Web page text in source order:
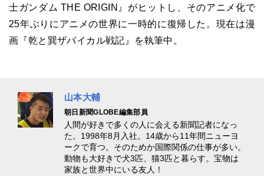
士ガンダム THE ORIGIN』がヒットし、そのアニメ化で
25年ぶりにアニメの世界に一時的に復帰した。現在は漫
画『乾と巽ザバイカル戦記』を執筆中。
山本大輔
朝日新聞GLOBE編集部員
人間が好きで多くの人に会える新聞記者になっ
た。1998年8月入社。14歳から11年間ニューヨ
ークで育つ。そのためか国際関係の仕事が多い。
動物も大好きで犬3匹、猫3匹と暮らす。宝物は
家族と世界中にいる友人！